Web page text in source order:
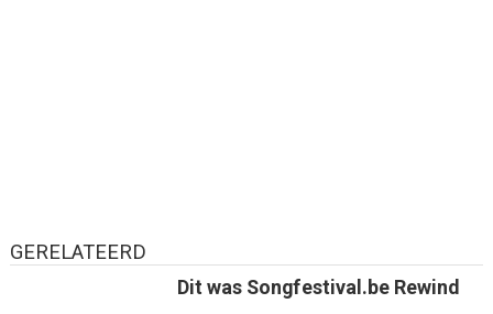
GERELATEERD
Dit was Songfestival.be Rewind